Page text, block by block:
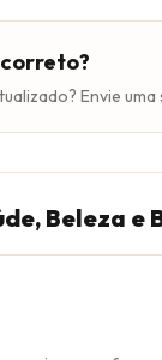
Envie
Beleza e